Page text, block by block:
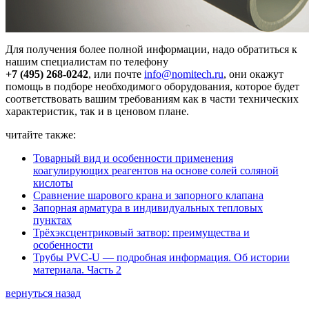
Для получения более полной информации, надо обратиться к
нашим специалистам по телефону
+7 (495) 268-0242, или почте info@nomitech.ru, они окажут
помощь в подборе необходимого оборудования, которое будет
соответствовать вашим требованиям как в части технических
характеристик, так и в ценовом плане.
читайте также:
Товарный вид и особенности применения
коагулирующих реагентов на основе солей соляной
кислоты
Сравнение шарового крана и запорного клапана
Запорная арматура в индивидуальных тепловых
пунктах
Трёхэксцентриковый затвор: преимущества и
особенности
Трубы PVC-U — подробная информация. Об истории
материала. Часть 2
вернуться назад